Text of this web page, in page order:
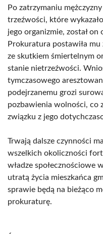
Po zatrzymaniu
trzeźwości, które
jego organizmie, został
Prokuratura postawiła
ze skutkiem śmiertelnym
stanie nietrzeźwości.
tymczasowego
podejrzanemu grozi
pozbawienia wolności, co
związku z jego
Trwają dalsze czynności
wszelkich okoliczności
władze społecznościowe
utratą życia mieszkańca
sprawie będą na bieżąco
prokuraturę.